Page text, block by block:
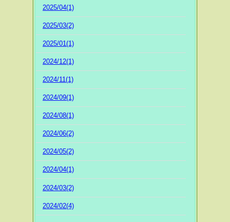
2025/04(1)
2025/03(2)
2025/01(1)
2024/12(1)
2024/11(1)
2024/09(1)
2024/08(1)
2024/06(2)
2024/05(2)
2024/04(1)
2024/03(2)
2024/02(4)